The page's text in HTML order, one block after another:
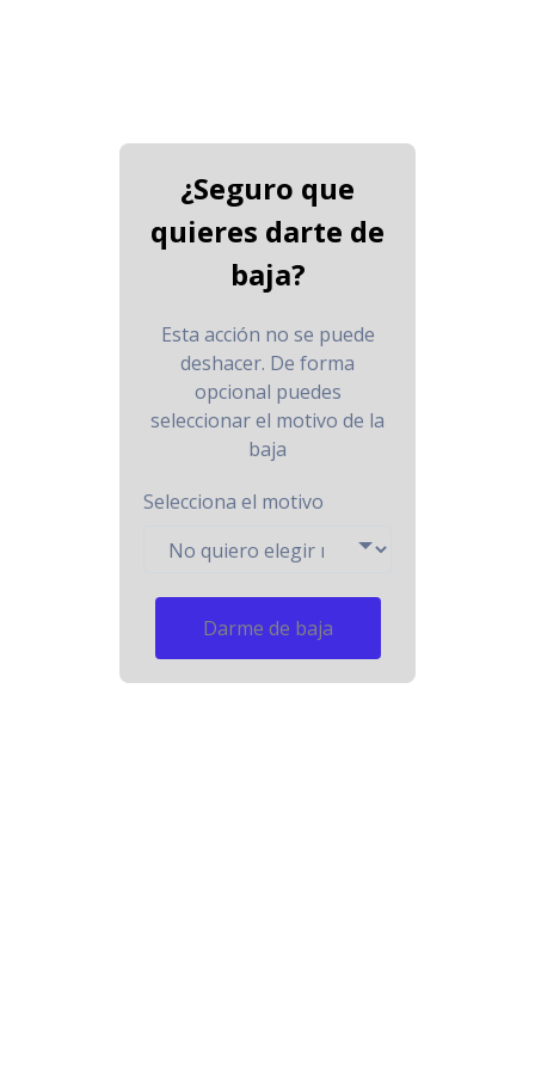
¿Seguro que
quieres darte de
baja?
Esta acción no se puede
deshacer. De forma
opcional puedes
seleccionar el motivo de la
baja
Selecciona el motivo
Darme de baja